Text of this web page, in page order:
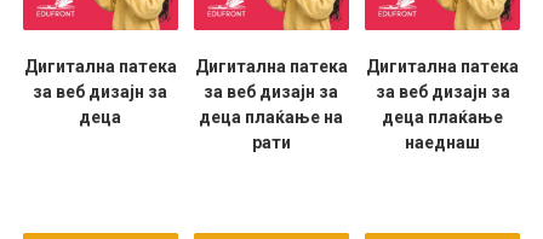
Дигитална патека
за веб дизајн за
деца
Дигитална патека
за веб дизајн за
деца плаќање на
рати
Дигитална патека
за веб дизајн за
деца плаќање
наеднаш